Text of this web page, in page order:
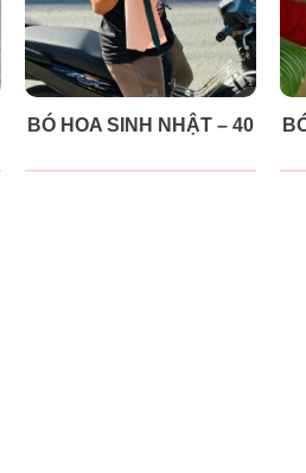
BÓ HOA SINH NHẬT – 40